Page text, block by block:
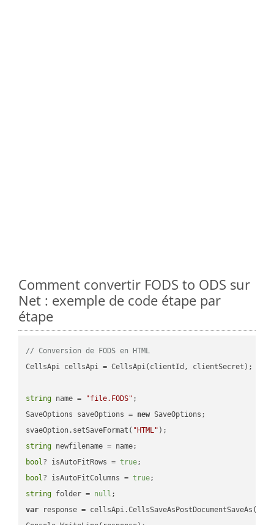
Comment convertir FODS to ODS sur
Net : exemple de code étape par
étape
// Conversion de FODS en HTML
CellsApi cellsApi = CellsApi(clientId, clientSecret);
string name = "file.FODS" ;
SaveOptions saveOptions = new SaveOptions;
svaeOption.setSaveFormat( "HTML"
string
bool? isAutoFitRows = true
bool? isAutoFitColumns = true
string folder = null
var response =